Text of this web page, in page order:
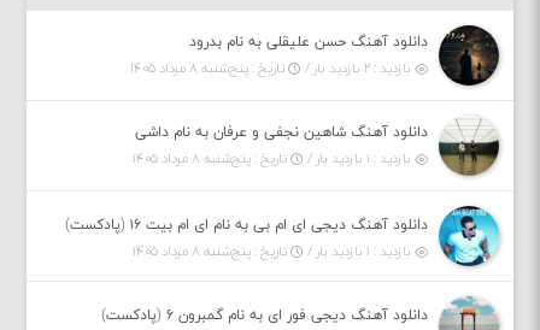
دانلود آهنگ حسن علیقلی به نام بدرود
بازدید : ۲ بازدید بار /
تاریخ : پنج‌شنبه ۸ مرداد ۱۴۰۵
دانلود آهنگ شاهین نجفی و عرفان به نام داشی
بازدید : ۱ بازدید بار /
تاریخ : پنج‌شنبه ۸ مرداد ۱۴۰۵
دانلود آهنگ دیجی ای ام بی به نام ای ام بیت ۱۶ (پادکست)
بازدید : ۱ بازدید بار /
تاریخ : پنج‌شنبه ۸ مرداد ۱۴۰۵
دانلود آهنگ دیجی فور ای به نام گمبرون ۶ (پادکست)